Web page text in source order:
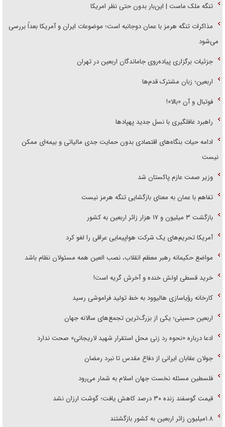
تنگه ملک ماست | این‌بار بدون حتی نظر امریکا
مذاکرات تنگه هرمز با عمان دوجانبه است؛ موضوعات ایران و آمریکا بعداً بررسی
می‌شود
جزئیات برگزاری پیاده‌روی جاماندگان اربعین در تهران
اربعین؛ زبان مشترک قدم‌ها
فوتبال و آن «بالا»!
راهبرد غافلگیری با نسل جدید پهپاد‌ها
ادامه حیات بنگاه‌های اقتصادی بدون حمایت جدی مالیاتی و بیمه‌ای ممکن
نیست
وزیر صمت عازم پاکستان شد
تفاهم با عمان به معنای بازگشایی تنگه هرمز نیست
بازگشت ۳ میلیون و ۱۷ هزار زائر اربعین به کشور
آمریکا تحریم‌های یک شرکت هواپیمایی عراقی را لغو کرد
مواضع حکیمانه رهبر معظم انقلاب، نصب العین همه مسئولان نظام باشد
خرید قسطی اولش خنده و آخرش گریه است!
کارخانه رؤیاسازی هالیوود به خط تولید فراموشی رسید
اربعین حسینی؛ یکی از بزرگ‌ترین تجمع‌های سالانه جهان
ادعا درباره «نحوه رد زنی محل استقرار شهید لاریجانی» صحت ندارد
جولان عقابان ایرانی از دفاع مقدس تا نبرد رمضان
فلسطین مسئله نخست جهان اسلام به شمار می‌رود
قیمت گوسفند زنده ۳۰ درصد کاهش یافت؛ گوشت ارزان نشد
۱.۸میلیون زائر اربعین به کشور بازگشتند